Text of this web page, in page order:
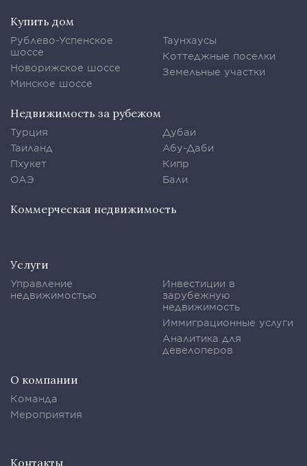
Купить дом
Рублево-Успенское
шоссе
Новорижское шоссе
Минское шоссе
Таунхаусы
Коттеджные поселки
Земельные участки
Недвижимость за рубежом
Турция
Таиланд
Пхукет
ОАЭ
Дубаи
Абу-Даби
Кипр
Бали
Коммерческая недвижимость
Услуги
Управление
недвижимостью
Инвестиции в
зарубежную
недвижимость
Иммиграционные услуги
Аналитика для
девелоперов
О компании
Команда
Мероприятия
Контакты